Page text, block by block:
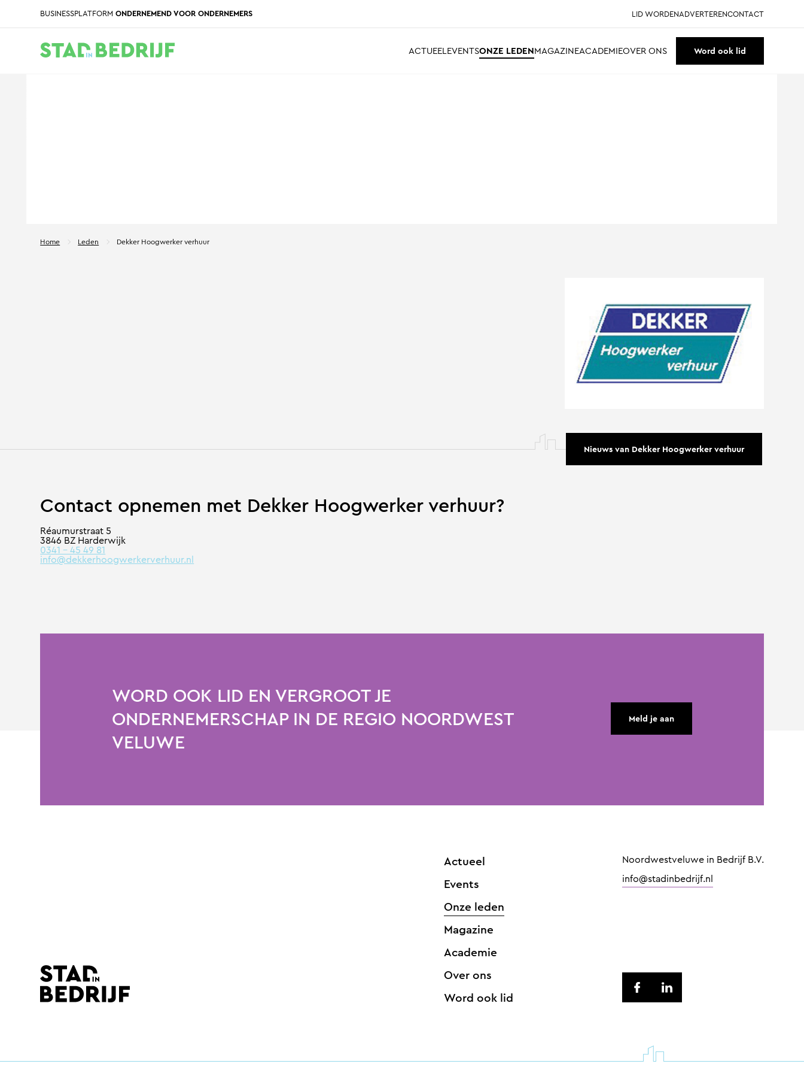
BUSINESSPLATFORMONDERNEMEND VOOR ONDERNEMERS LID WORDENADVERTERENCONTACT
ACTUEELEVENTSONZE LEDENMAGAZINEACADEMIEOVER ONS Word ook lid
Home Leden Dekker Hoogwerker verhuur
Contact opnemen met Dekker Hoogwerker verhuur?
Réaumurstraat 5
3846 BZ Harderwijk
0341 – 45 49 81
info@dekkerhoogwerkerverhuur.nl
Nieuws van Dekker Hoogwerker verhuur
WORD OOK LID EN VERGROOT JE
ONDERNEMERSCHAP IN DE REGIO NOORDWEST
VELUWE
Meld je aan
Actueel
Events
Onze leden
Magazine
Academie
Over ons
Word ook lid
Noordwestveluwe in Bedrijf B.V.
info@stadinbedrijf.nl